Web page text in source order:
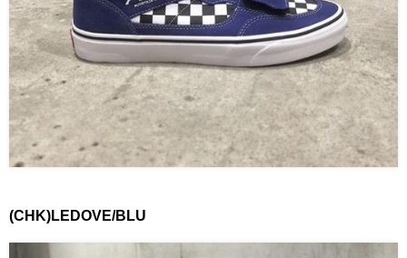
(CHK)LEDOVE/BLU